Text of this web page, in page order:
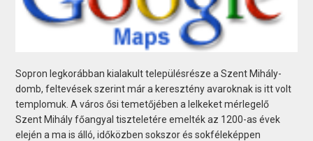
Sopron legkorábban kialakult településrésze a Szent Mihály-
domb, feltevések szerint már a keresztény avaroknak is itt volt
templomuk. A város ősi temetőjében a lelkeket mérlegelő
Szent Mihály főangyal tiszteletére emelték az 1200-as évek
elején a ma is álló, időközben sokszor és sokféleképpen